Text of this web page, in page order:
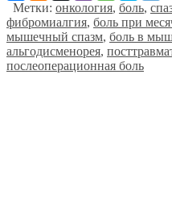
Метки: онкология, боль,
фибромиалгия, боль при
мышечный спазм, боль в
альгодисменорея,
послеоперационная боль